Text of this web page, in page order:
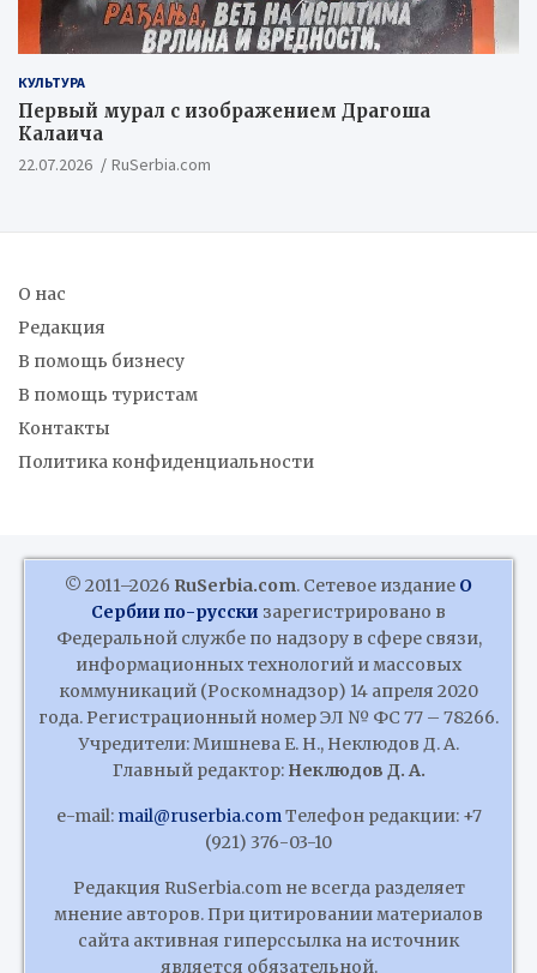
КУЛЬТУРА
Первый мурал с изображением Драгоша
Калаича
22.07.2026 RuSerbia.com
О нас
Редакция
В помощь бизнесу
В помощь туристам
Контакты
Политика конфиденциальности
© 2011–2026 RuSerbia.com. Сетевое издание О
Сербии по-русски зарегистрировано в
Федеральной службе по надзору в сфере связи,
информационных технологий и массовых
коммуникаций (Роскомнадзор) 14 апреля 2020
года. Регистрационный номер ЭЛ № ФС 77 – 78266.
Учредители: Мишнева Е. Н., Неклюдов Д. А.
Главный редактор: Неклюдов Д. А.
e-mail: mail@ruserbia.comТелефон редакции: +7
(921) 376-03-10
Редакция RuSerbia.com не всегда разделяет
мнение авторов. При цитировании материалов
сайта активная гиперссылка на источник
является обязательной.